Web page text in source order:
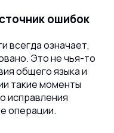
ошибок
всегда означает,
Это не чья-то
общего языка и
такие моменты
исправления
операции.